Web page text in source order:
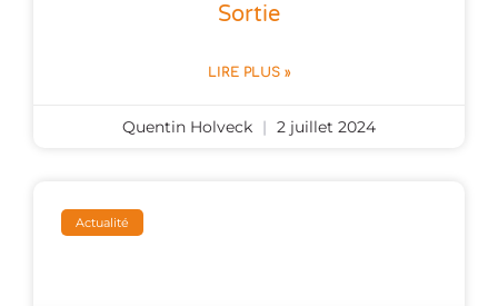
Sortie
LIRE PLUS »
Quentin Holveck 2 juillet 2024
Actualité